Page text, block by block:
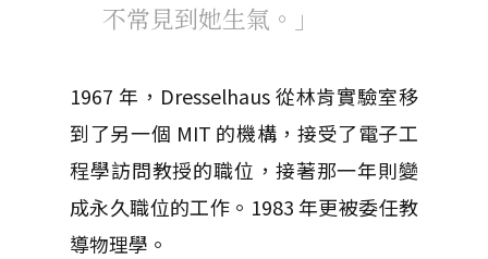
不常見到她生氣。」
1967 年，Dresselhaus 從林肯實驗室移
到了另一個 MIT 的機構，接受了電子工
程學訪問教授的職位，接著那一年則變
成永久職位的工作。1983 年更被委任教
導物理學。